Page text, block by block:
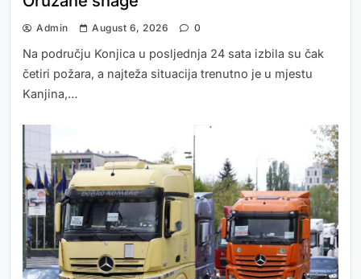
Admin August 6, 2026 0
Na području Konjica u posljednja 24 sata izbila su čak
četiri požara, a najteža situacija trenutno je u mjestu
Kanjina,…